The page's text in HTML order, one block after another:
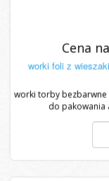
Cena
worki foli z
worki torby bezbarwne
do pakowania